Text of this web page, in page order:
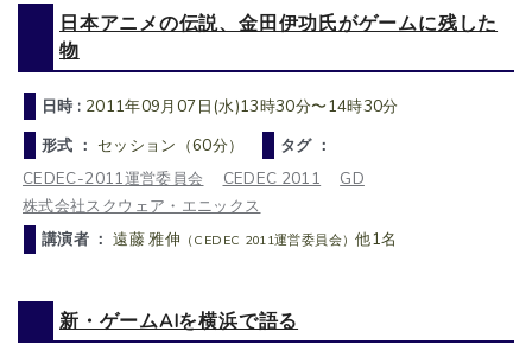
日本アニメの伝説、金田伊功氏がゲームに残した
物
日時 : 2011年09月07日(水)13時30分〜14時30分
形式 ： セッション（60分）
タグ ：
CEDEC-2011運営委員会
CEDEC 2011
GD
株式会社スクウェア・エニックス
講演者 ：遠藤 雅伸 （CEDEC 2011運営委員会）他1名
新・ゲームAIを横浜で語る